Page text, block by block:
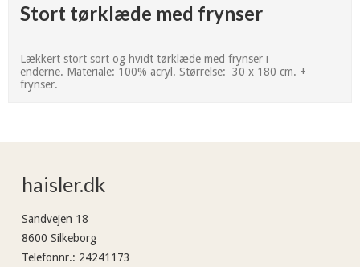
Stort tørklæde med frynser
Lækkert stort sort og hvidt tørklæde med frynser i
enderne. Materiale: 100% acryl. Størrelse: 30 x 180 cm. +
frynser.
haisler.dk
Sandvejen 18
8600 Silkeborg
Telefonnr.: 24241173